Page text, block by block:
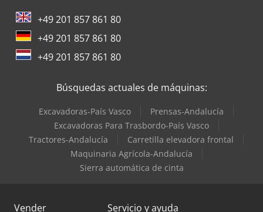
+49 201 857 861 80
+49 201 857 861 80
+49 201 857 861 80
Búsquedas actuales de máquinas:
Excavadoras-País Vasco
Prensas-Andalucía
Excavadoras Para Trasbordo-País Vasco
Tractores-Andalucía
Carretilla elevadora frontal
Maquinaria Agrícola-Andalucía
Sierra automática de cinta
Vender Servicio y ayuda